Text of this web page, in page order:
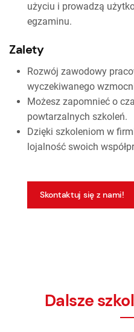
użyciu i prowadzą
egzaminu.
Zalety
Rozwój zawodowy
wyczekiwanego
Możesz zapomnieć o
powtarzalnych szkoleń.
Dzięki szkoleniom w
lojalność swoich
Skontaktuj się z nami!
Dalsze